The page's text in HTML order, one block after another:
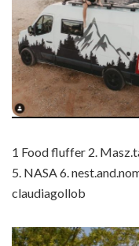
1 Food fluffer 2.
5. NASA 6.
claudiagollob